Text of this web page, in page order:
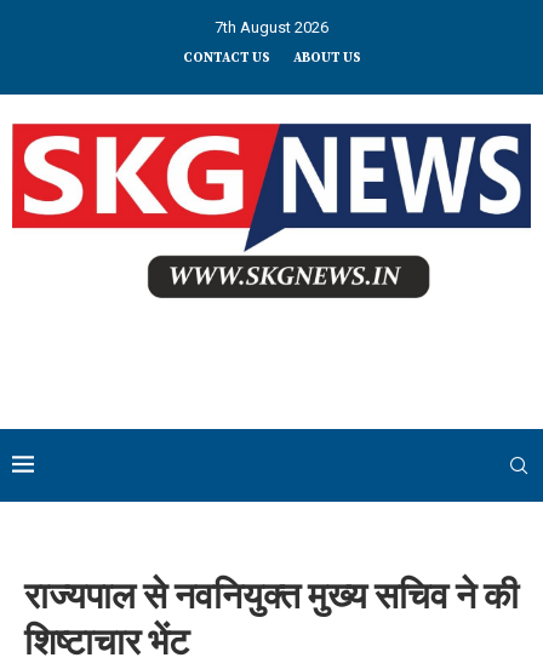
7th August 2026
CONTACT US ABOUT US
राज्यपाल से नवनियुक्त मुख्य सचिव ने की
शिष्टाचार भेंट